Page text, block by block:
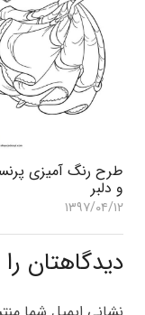
طرح رنگ آمیزی
و دلبر
۱۳۹۷/۰۴/۱۲
دیدگاهتان